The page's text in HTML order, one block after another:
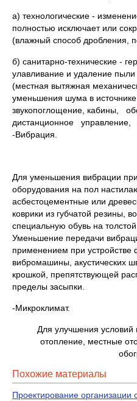
а) технологические -
полностью исключает или
(влажный способ дробления,
б) санитарно-технические -
улавливание и удаление пыли
(местная вытяжная
уменьшения шума в источнике
звукопоглощение, кабины,
дистанционное управление,
-
Для уменьшения вибрации
оборудования на пол
асбестоцементные или
коврики из губчатой резины,
специальную обувь на
Уменьшение передачи
применением при устройстве
вибромашины, акустических
крошкой, препятствующей
пределы засыпки.
-Микроклимат.
Для улучшения
отопление, местные
Похожие материалы
Проектирование организации